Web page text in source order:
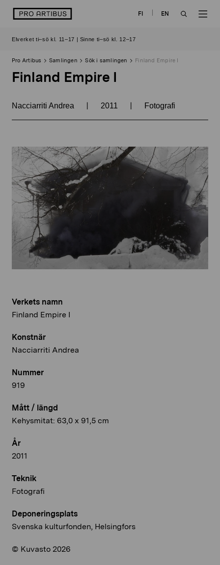
logo FI
EN
Elverket ti–sö kl. 11–17 | Sinne ti–sö kl. 12–17
Pro Artibus Samlingen Sök i samlingen Finland Empire I
Finland Empire I
Nacciarriti Andrea | 2011 | Fotografi
Verkets namn
Finland Empire I
Konstnär
Nacciarriti Andrea
Nummer
919
Mått / längd
Kehysmitat: 63,0 x 91,5 cm
År
2011
Teknik
Fotografi
Deponeringsplats
Svenska kulturfonden, Helsingfors
© Kuvasto 2026